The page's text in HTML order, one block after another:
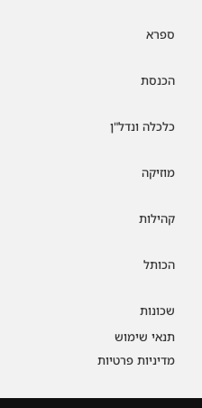
ספרא
הכנסת
כלכלה ונדל"ן
מוזיקה
קהילות
הכותל
שכונות
תנאי שימוש
מדיניות פרטיות